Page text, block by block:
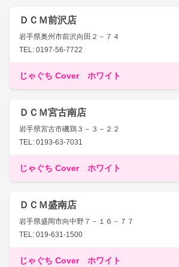
ＤＣＭ前沢店
岩手県奥州市前沢向田２－７４
TEL: 0197-56-7722
じゃぐち Cover ホワイト
ＤＣＭ宮古南店
岩手県宮古市磯鶏３－３－２２
TEL: 0193-63-7031
じゃぐち Cover ホワイト
ＤＣＭ盛南店
岩手県盛岡市向中野７－１６－７７
TEL: 019-631-1500
じゃぐち Cover ホワイト